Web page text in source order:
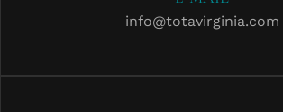
info@totavirginia.com